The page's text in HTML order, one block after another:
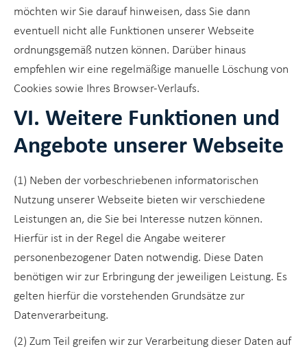
möchten wir Sie darauf hinweisen, dass Sie dann
eventuell nicht alle Funktionen unserer Webseite
ordnungsgemäß nutzen können. Darüber hinaus
empfehlen wir eine regelmäßige manuelle Löschung von
Cookies sowie Ihres Browser-Verlaufs.
VI. Weitere Funktionen und
Angebote unserer Webseite
(1) Neben der vorbeschriebenen informatorischen
Nutzung unserer Webseite bieten wir verschiedene
Leistungen an, die Sie bei Interesse nutzen können.
Hierfür ist in der Regel die Angabe weiterer
personenbezogener Daten notwendig. Diese Daten
benötigen wir zur Erbringung der jeweiligen Leistung. Es
gelten hierfür die vorstehenden Grundsätze zur
Datenverarbeitung.
(2) Zum Teil greifen wir zur Verarbeitung dieser Daten auf